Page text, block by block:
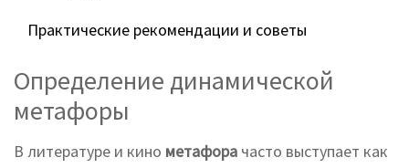
Практические рекомендации и советы
Определение динамической
метафоры
В литературе и кино метафора часто выступает как